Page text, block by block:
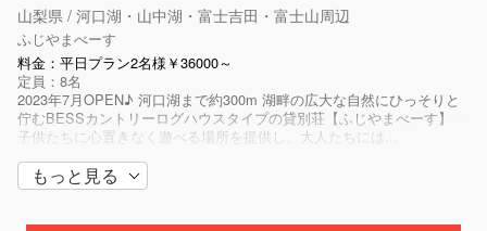
山梨県 / 河口湖・山中湖・富士吉田・富士山周辺
ふじやまべーす
料金：平日プラン2名様￥36000～
定員：8名
2023年7月OPEN♪ 河口湖まで約300m 湖畔の広大な自然にひっそりと
佇むBESSカントリーログハウスタイプの貸別荘【ふじやまべーす】
子供たちに心置きなく遊べる場所を提供し、大人たちには...
もっと見る